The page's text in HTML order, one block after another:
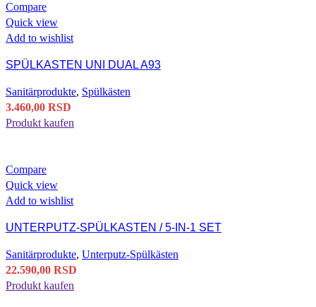
Compare
Quick view
Add to wishlist
SPÜLKASTEN UNI DUAL A93
Sanitärprodukte, Spülkästen
3.460,00 RSD
Produkt kaufen
Compare
Quick view
Add to wishlist
UNTERPUTZ-SPÜLKASTEN / 5‑IN‑1 SET
Sanitärprodukte, Unterputz-Spülkästen
22.590,00 RSD
Produkt kaufen